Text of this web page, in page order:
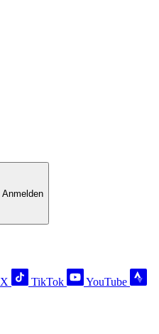
Anmelden
X TikTok
YouTube